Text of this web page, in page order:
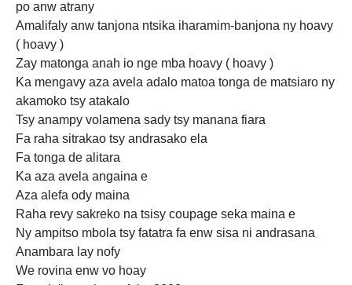
po anw atrany
Amalifaly anw tanjona ntsika iharamim-banjona ny hoavy
( hoavy )
Zay matonga anah io nge mba hoavy ( hoavy )
Ka mengavy aza avela adalo matoa tonga de matsiaro ny
akamoko tsy atakalo
Tsy anampy volamena sady tsy manana fiara
Fa raha sitrakao tsy andrasako ela
Fa tonga de alitara
Ka aza avela angaina e
Aza alefa ody maina
Raha revy sakreko na tsisy coupage seka maina e
Ny ampitso mbola tsy fatatra fa enw sisa ni andrasana
Anambara lay nofy
We rovina enw vo hoay